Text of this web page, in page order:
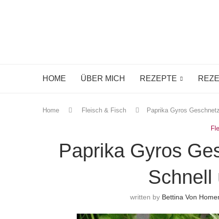
HOME ÜBER MICH REZEPTE
Home Fleisch & Fisch Paprika Gyros
Paprika Gyros
Schnell
written by Bettina Von